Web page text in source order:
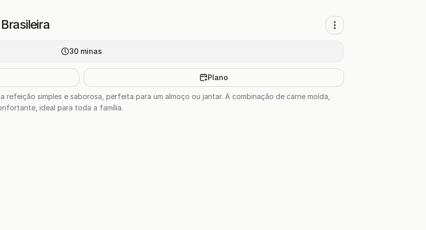
30 minas
Plano
refeição simples e saborosa, perfeita para um almoço ou jantar. A combinação de carne moída,
ideal para toda a família.